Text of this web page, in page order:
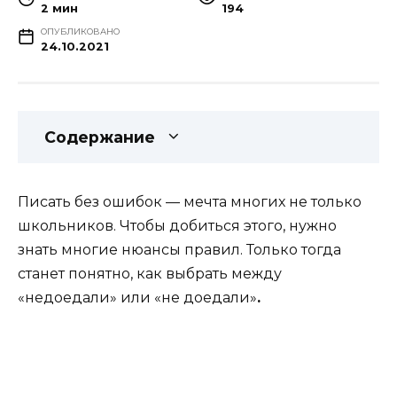
2 мин 194
ОПУБЛИКОВАНО
24.10.2021
Содержание
Писать без ошибок — мечта многих не только
школьников. Чтобы добиться этого, нужно
знать многие нюансы правил. Только тогда
станет понятно, как выбрать между
«недоедали» или «не доедали».